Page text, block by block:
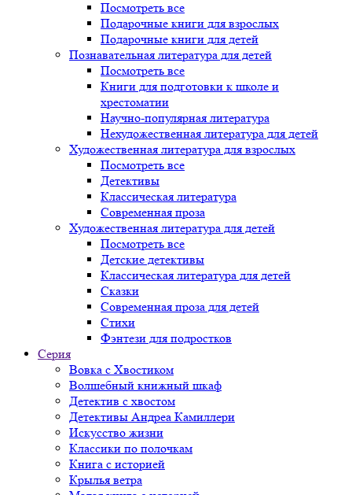
Посмотреть все
Подарочные книги для взрослых
Подарочные книги для детей
Познавательная литература для детей
Посмотреть все
Книги для подготовки к школе и
хрестоматии
Научно-популярная литература
Нехудожественная литература для детей
Художественная литература для взрослых
Посмотреть все
Детективы
Классическая литература
Современная проза
Художественная литература для детей
Посмотреть все
Детские детективы
Классическая литература для детей
Сказки
Современная проза для детей
Стихи
Фэнтези для подростков
Серия
Вовка с Хвостиком
Волшебный книжный шкаф
Детектив с хвостом
Детективы Андреа Камиллери
Искусство жизни
Классики по полочкам
Книга с историей
Крылья ветра